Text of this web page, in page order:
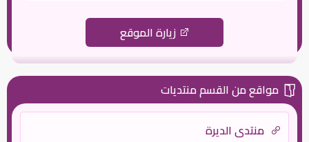
زيارة الموقع
مواقع من القسم منتديات
منتدى الديرة